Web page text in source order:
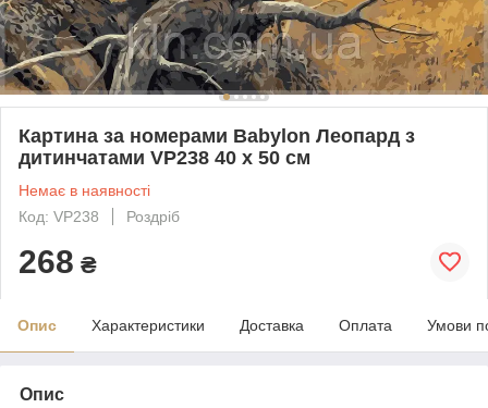
Картина за номерами Babylon Леопард з
дитинчатами VP238 40 х 50 см
Немає в наявності
Код: VP238
Роздріб
268 ₴
Опис Характеристики Доставка Оплата Умови
Опис